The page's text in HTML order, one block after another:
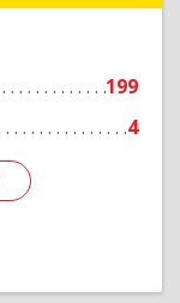
199
4